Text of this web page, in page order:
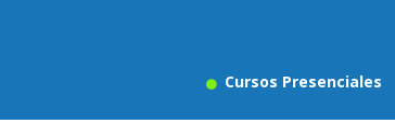
Cursos Presenciales